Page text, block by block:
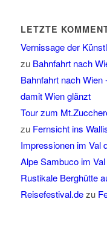
LETZTE
Vernissage der
zu Bahnfahrt nach
Bahnfahrt nach
damit Wien glänzt
Tour zum
zu Fernsicht ins
Impressionen im Val
Alpe Sambuco im Val
Rustikale Berghütte
Reisefestival.dezu